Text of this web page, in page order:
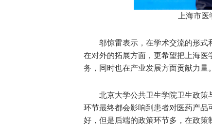
上海市
邬惊雷表示，在学术交流的形式
在对外的拓展方面，更希望把上海医
务，同时也在产业发展方面贡献力量。
北京大学公共卫生学院卫生政策
环节最终都会影响到患者对医药产品
好，但是后端的政策环节多，在政策